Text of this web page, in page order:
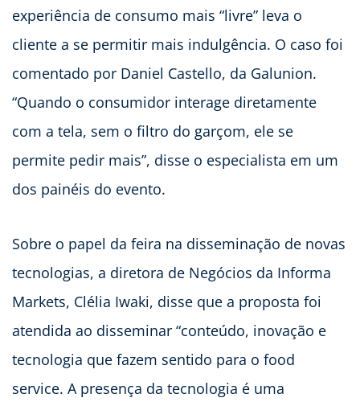
experiência de consumo mais “livre” leva o
cliente a se permitir mais indulgência. O caso foi
comentado por Daniel Castello, da Galunion.
“Quando o consumidor interage diretamente
com a tela, sem o filtro do garçom, ele se
permite pedir mais”, disse o especialista em um
dos painéis do evento.
Sobre o papel da feira na disseminação de novas
tecnologias, a diretora de Negócios da Informa
Markets, Clélia Iwaki, disse que a proposta foi
atendida ao disseminar “conteúdo, inovação e
tecnologia que fazem sentido para o food
service. A presença da tecnologia é uma